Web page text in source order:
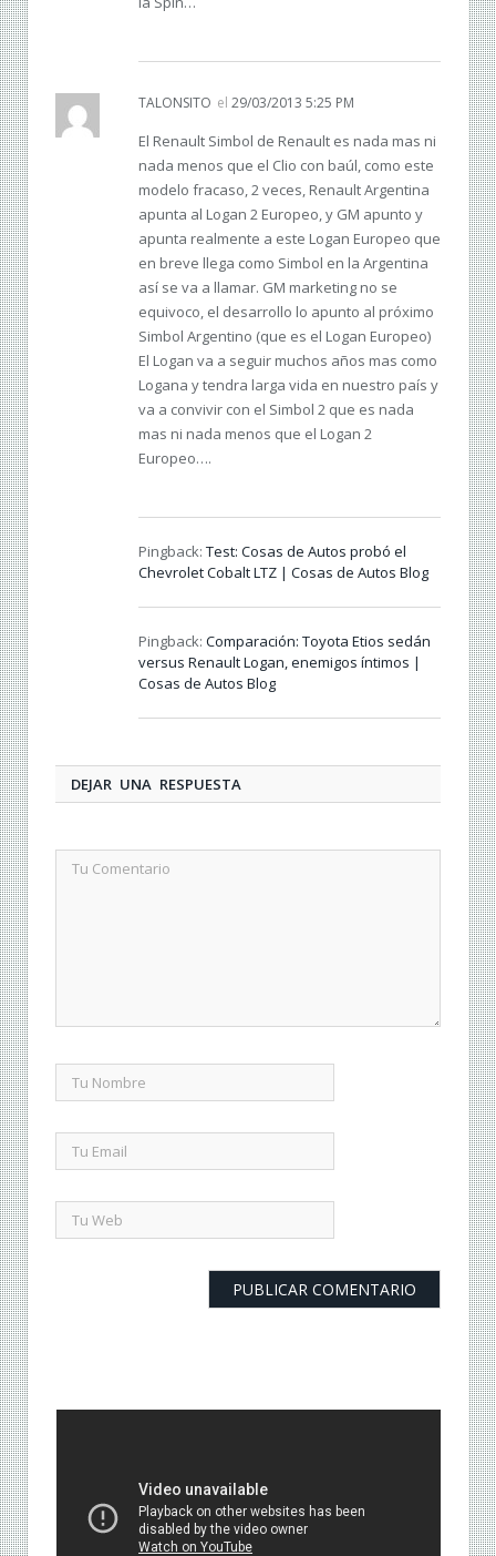
TALONSITO el 29/03/2013 5:25 PM
El Renault Simbol de Renault es nada mas ni
nada menos que el Clio con baúl, como este
modelo fracaso, 2 veces, Renault Argentina
apunta al Logan 2 Europeo, y GM apunto y
apunta realmente a este Logan Europeo que
en breve llega como Simbol en la Argentina
así se va a llamar. GM marketing no se
equivoco, el desarrollo lo apunto al próximo
Simbol Argentino (que es el Logan Europeo)
El Logan va a seguir muchos años mas como
Logana y tendra larga vida en nuestro país y
va a convivir con el Simbol 2 que es nada
mas ni nada menos que el Logan 2
Europeo….
Pingback: Test: Cosas de Autos probó el
Chevrolet Cobalt LTZ | Cosas de Autos Blog
Pingback: Comparación: Toyota Etios sedán
versus Renault Logan, enemigos íntimos |
Cosas de Autos Blog
DEJAR UNA RESPUESTA